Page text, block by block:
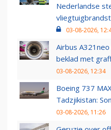
Nederlandse
03-08-2026,
Airbus
beklad met
03-08-2026, 12:34
Boeing 737
Tadzjikistan:
03-08-2026, 11:26